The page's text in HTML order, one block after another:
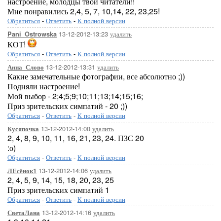
Мне понравились 2,4, 5, 7, 10,14, 22, 23,25!
Обратиться - Ответить - К полной версии
Pani_Ostrowska 13-12-2012-13:23 удалить
КОТ!
Обратиться - Ответить - К полной версии
Анна_Слово 13-12-2012-13:31 удалить
Какие замечательные фотографии, все абсолютно ;))
Подняли настроение!
Мой выбор - 2;4;5;9;10;11;13;14;15;16;
Приз зрительских симпатий - 20 ;))
Обратиться - Ответить - К полной версии
Кусяпочка 13-12-2012-14:00 удалить
2, 4, 8, 9, 10, 11, 16, 21, 23, 24. ПЗС 20
:о)
Обратиться - Ответить - К полной версии
ЛЕсёнок1 13-12-2012-14:06 удалить
2, 4, 5, 9, 14, 15, 18, 20, 23, 25
Приз зрительских симпатий 1
Обратиться - Ответить - К полной версии
СветаЛана 13-12-2012-14:16 удалить